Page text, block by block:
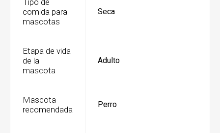
comida para
mascotas
Seca
Etapa de vida
de la
mascota
Adulto
Mascota
recomendada
Perro